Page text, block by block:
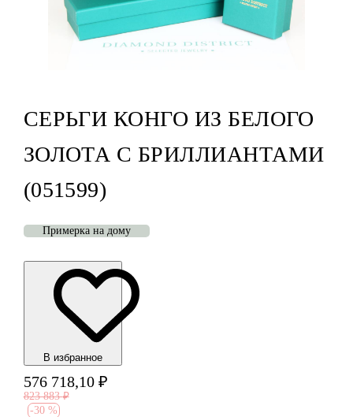
СЕРЬГИ КОНГО ИЗ БЕЛОГО
ЗОЛОТА С БРИЛЛИАНТАМИ
(051599)
Примерка на дому
В избранноe
576 718,10 ₽
823 883 ₽
-30 %